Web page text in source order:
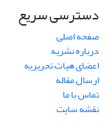
دسترسی سریع
صفحه اصلی
درباره نشریه
اعضای هیات تحریریه
ارسال مقاله
تماس با ما
نقشه سایت